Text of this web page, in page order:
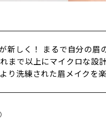
新しく！ まるで自分の眉
まで以上にマイクロな設
り洗練された眉メイクを